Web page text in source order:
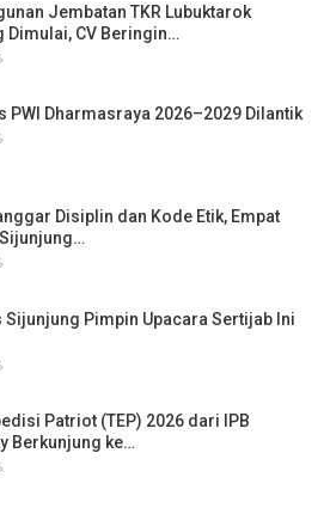
Jembatan TKR Lubuktarok
Dimulai, CV Beringin…
PWI Dharmasraya 2026–2029 Dilantik
Disiplin dan Kode Etik, Empat
Sijunjung Pimpin Upacara Sertijab Ini
Patriot (TEP) 2026 dari IPB
Berkunjung ke…